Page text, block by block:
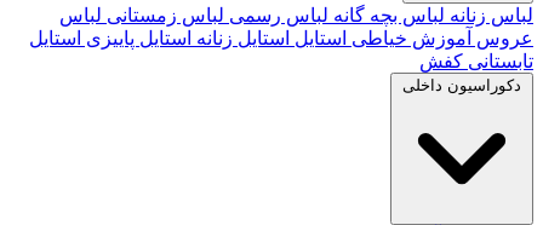
لباس زنانه لباس بچه گانه لباس رسمی لباس زمستانی لباس
عروس آموزش خیاطی استایل استایل زنانه استایل پاییزی استایل
تابستانی کفش
دکوراسیون داخلی